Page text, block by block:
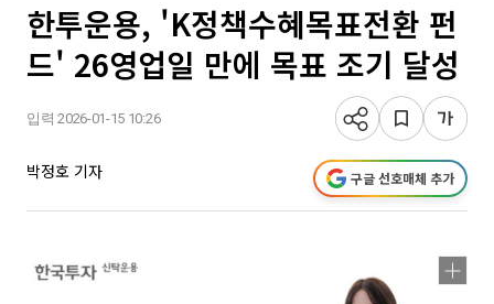
한투운용, 'K정책수혜목표전환 펀
드' 26영업일 만에 목표 조기 달성
입력 2026-01-15 10:26
박정호 기자 구글 선호매체 추가